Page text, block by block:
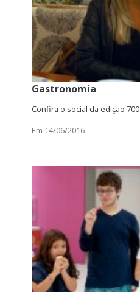
Gastronomia
Confira o social da ediçao 700
Em 14/06/2016